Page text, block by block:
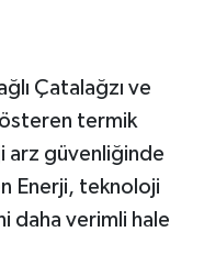
Çatalağzı ve
termik
arz güvenliğinde
Enerji, teknoloji
daha verimli hale